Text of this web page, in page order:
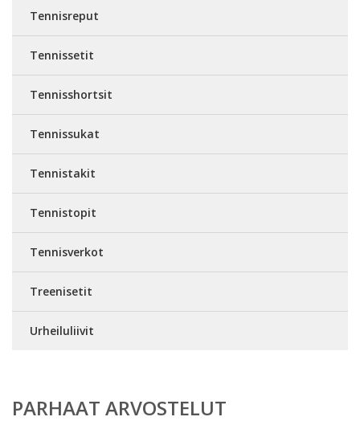
Tennisreput
Tennissetit
Tennisshortsit
Tennissukat
Tennistakit
Tennistopit
Tennisverkot
Treenisetit
Urheiluliivit
PARHAAT ARVOSTELUT